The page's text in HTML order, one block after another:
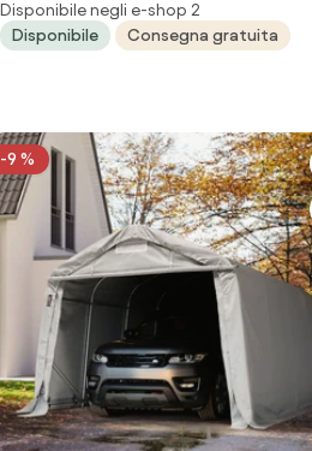
Disponibile negli e-shop 2
Disponibile
Consegna gratuita
-9 %